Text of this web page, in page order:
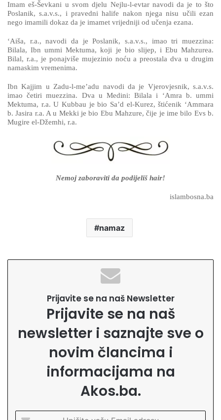
Imam eš-Ševkani u svom djelu Nejlu-l-evtar navodi da je to što
Poslanik, s.a.v.s., i pravedni halife nakon njega nisu učili ezan
nego imamili dokaz da je imamet vrijedniji od učenja ezana.
‘Aiša, r.a., navodi da je Poslanik, s.a.v.s., imao tri muezzina:
Bilala, Ibn ummi Mektuma, koji je bio slijep, i Ebu Mahzurea.
Bilal, r.a., je ponajviše mujezinio noću a preostala dva u drugim
namaskim vremenima.
Ibn Kajjim u Zadu-l-me’adu navodi da je Vjerovjesnik, s.a.v.s.
imao četiri muezzina. Dva u Medini: Bilala i ‘Amra b. ummi
Mektuma, r.a. U Kubbau je bio Sa’d el-Kurez, štićenik ‘Ammara
b. Jasira r.a. A u Mekki je bio Ebu Mahzure, čije je ime bilo Evs b.
Mugire el-Džemhi, r.a.
Nemoj zaboraviti da podijeliš hair!
islambosna.ba
namaz
Prijavite se na naš Newsletter
Prijavite se na naš
newsletter i saznajte sve o
novim člancima i
informacijama na
Akos.ba.